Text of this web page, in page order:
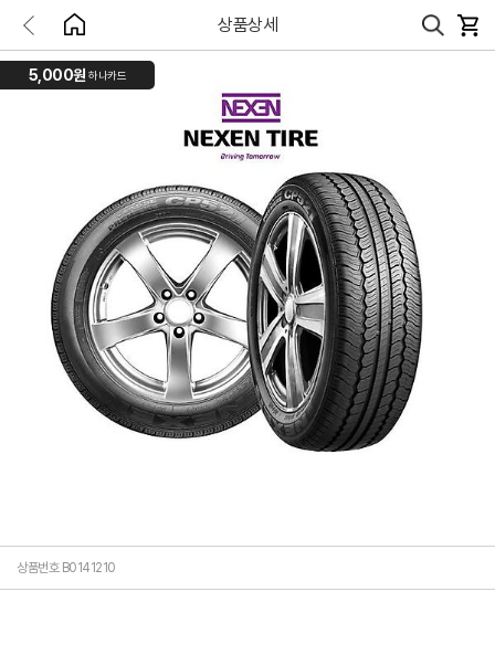
상품상세
5,000원 하나카드
상품번호 B0141210